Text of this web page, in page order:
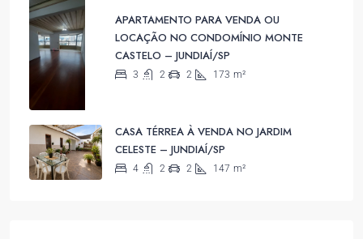
APARTAMENTO PARA VENDA OU
LOCAÇÃO NO CONDOMÍNIO MONTE
CASTELO – JUNDIAÍ/SP
3 2 2 173 m²
CASA TÉRREA À VENDA NO JARDIM
CELESTE – JUNDIAÍ/SP
4 2 2 147 m²